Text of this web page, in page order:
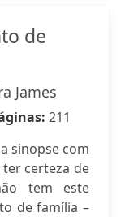
de
James
211
sinopse com
certeza de
tem este
de família –